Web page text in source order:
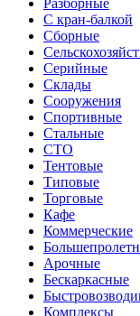
Разборные
С кран-балкой
Сборные
Серийные
Склады
Сооружения
Спортивные
Стальные
СТО
Тентовые
Типовые
Торговые
Кафе
Коммерческие
Арочные
Бескаркасные
Комплексы